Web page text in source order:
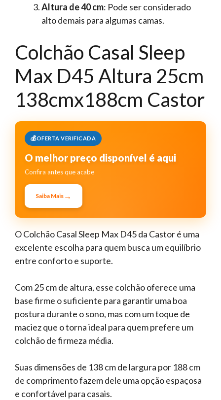
Altura de 40 cm: Pode ser considerado
alto demais para algumas camas.
Colchão Casal Sleep
Max D45 Altura 25cm
138cmx188cm Castor
OFERTA VERIFICADA
O melhor preço disponível é aqui
Confira antes que acabe
Saiba Mais →
O Colchão Casal Sleep Max D45 da Castor é uma
excelente escolha para quem busca um equilíbrio
entre conforto e suporte.
Com 25 cm de altura, esse colchão oferece uma
base firme o suficiente para garantir uma boa
postura durante o sono, mas com um toque de
maciez que o torna ideal para quem prefere um
colchão de firmeza média.
Suas dimensões de 138 cm de largura por 188 cm
de comprimento fazem dele uma opção espaçosa
e confortável para casais.